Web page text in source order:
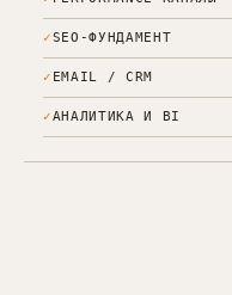
✓SEO-ФУНДАМЕНТ
✓ EMAIL / CRM
✓АНАЛИТИКА И BI